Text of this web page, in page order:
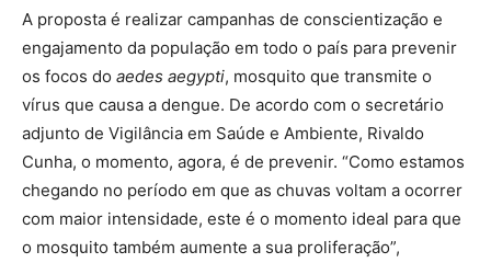
A proposta é realizar campanhas de conscientização e
engajamento da população em todo o país para prevenir
os focos do aedes aegypti, mosquito que transmite o
vírus que causa a dengue. De acordo com o secretário
adjunto de Vigilância em Saúde e Ambiente, Rivaldo
Cunha, o momento, agora, é de prevenir. “Como estamos
chegando no período em que as chuvas voltam a ocorrer
com maior intensidade, este é o momento ideal para que
o mosquito também aumente a sua proliferação”,